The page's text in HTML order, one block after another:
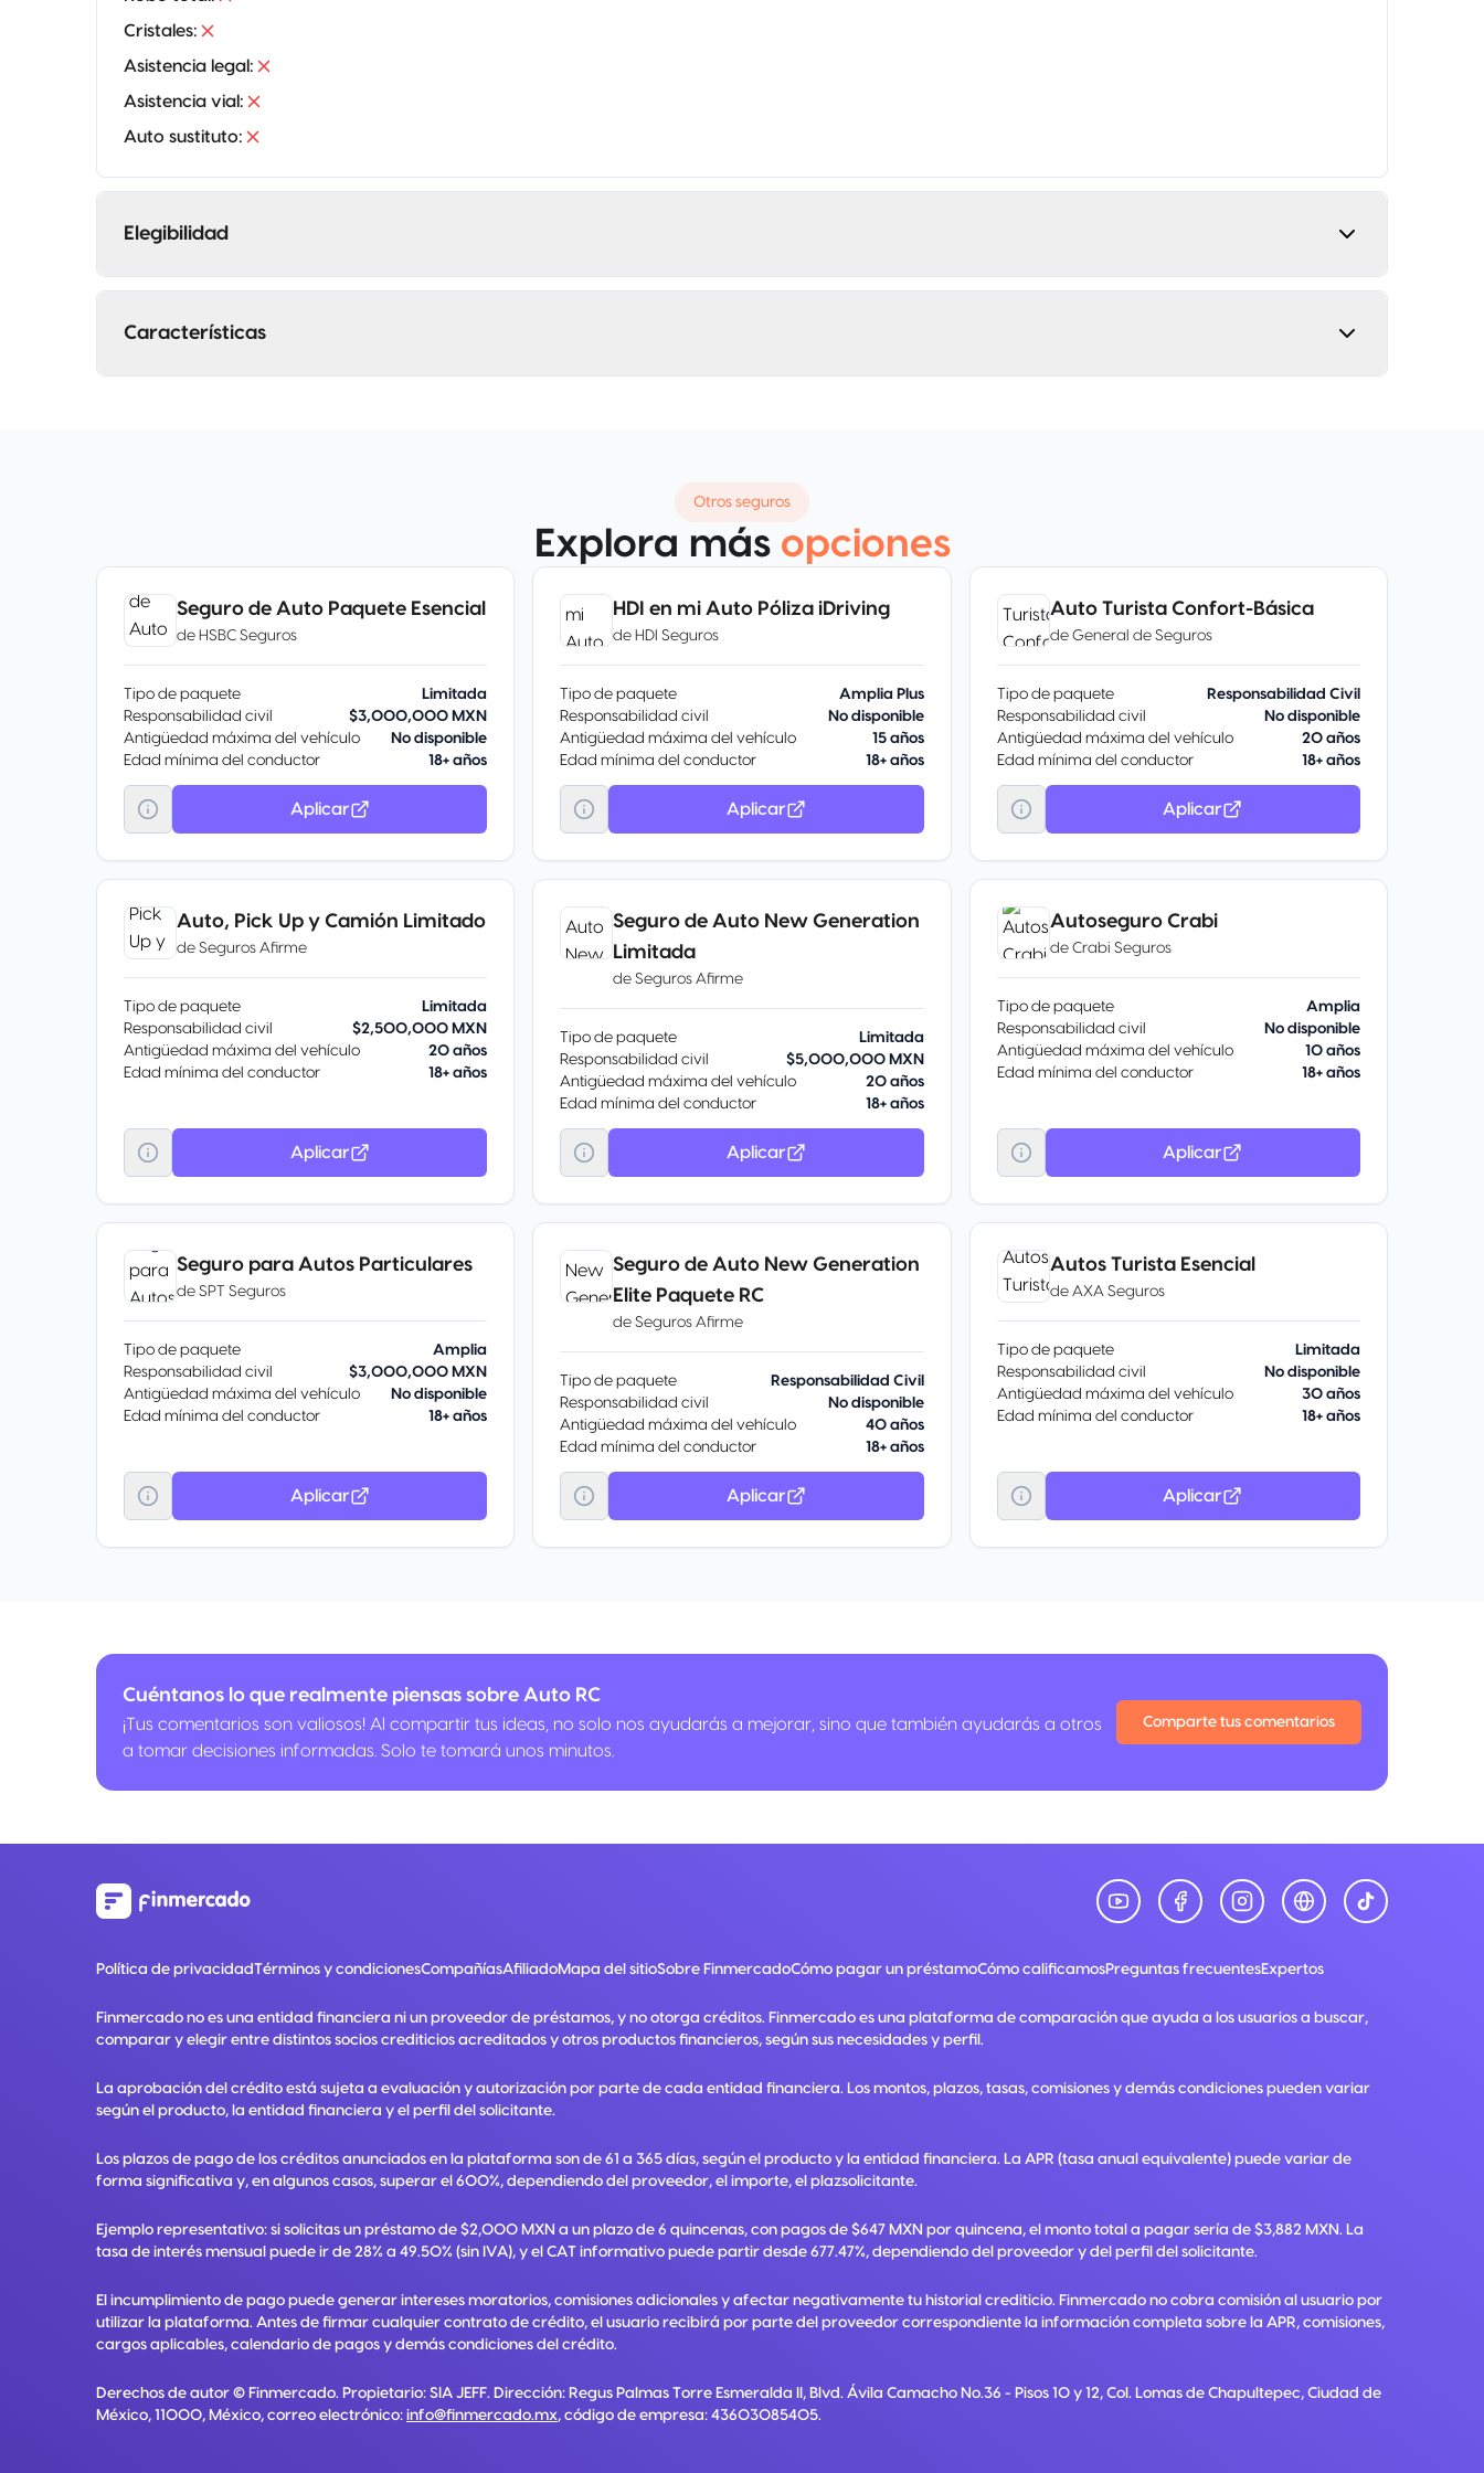
Cristales:
Asistencia legal :
Asistencia vial :
Auto sustituto:
Elegibilidad
Características
Otros seguros
Explora más opciones
Seguro de Auto Paquete Esencial
de HSBC Seguros
Tipo de paquete
Limitada
Responsabilidad civil
$3,000,000 MXN
Antigüedad máxima del vehículo
No disponible
Edad mínima del conductor
18+ años
Aplicar
HDI en mi Auto Póliza iDriving
de HDI Seguros
Tipo de paquete
Amplia Plus
Responsabilidad civil
No disponible
Antigüedad máxima del vehículo
15 años
Edad mínima del conductor
18+ años
Aplicar
Auto Turista Confort-Básica
de General de Seguros
Tipo de paquete
Responsabilidad Civil
Responsabilidad civil
No disponible
Antigüedad máxima del vehículo
20 años
Edad mínima del conductor
18+ años
Aplicar
Auto, Pick Up y Camión Limitado
de Seguros Afirme
Tipo de paquete
Limitada
Responsabilidad civil
$2,500,000 MXN
Antigüedad máxima del vehículo
20 años
Edad mínima del conductor
18+ años
Aplicar
Seguro de Auto New Generation
Limitada
de Seguros Afirme
Tipo de paquete
Limitada
Responsabilidad civil
$5,000,000 MXN
Antigüedad máxima del vehículo
20 años
Edad mínima del conductor
18+ años
Aplicar
Autoseguro Crabi
de Crabi Seguros
Tipo de paquete
Amplia
Responsabilidad civil
No disponible
Antigüedad máxima del vehículo
10 años
Edad mínima del conductor
18+ años
Aplicar
Seguro para Autos Particulares
de SPT Seguros
Tipo de paquete
Amplia
Responsabilidad civil
$3,000,000 MXN
Antigüedad máxima del vehículo
No disponible
Edad mínima del conductor
18+ años
Aplicar
Seguro de Auto New Generation
Elite Paquete RC
de Seguros Afirme
Tipo de paquete
Responsabilidad Civil
Responsabilidad civil
No disponible
Antigüedad máxima del vehículo
40 años
Edad mínima del conductor
18+ años
Aplicar
Autos Turista Esencial
de AXA Seguros
Tipo de paquete
Limitada
Responsabilidad civil
No disponible
Antigüedad máxima del vehículo
30 años
Edad mínima del conductor
18+ años
Aplicar
Cuéntanos lo que realmente piensas sobre Auto RC
¡Tus comentarios son valiosos! Al compartir tus ideas, no solo nos ayudarás a mejorar, sino que también ayudarás a otros
a tomar decisiones informadas. Solo te tomará unos minutos.
Comparte tus comentarios
Política de privacidadTérminos y condicionesCompañíasAfiliadoMapa del sitioSobre FinmercadoCómo pagar un préstamoCómo calificamosPreguntas frecuentesExpertos
Finmercado no es una entidad financiera ni un proveedor de préstamos, y no otorga créditos. Finmercado es una plataforma de comparación que ayuda a los usuarios a buscar,
comparar y elegir entre distintos socios crediticios acreditados y otros productos financieros, según sus necesidades y perfil.
La aprobación del crédito está sujeta a evaluación y autorización por parte de cada entidad financiera. Los montos, plazos, tasas, comisiones y demás condiciones pueden variar
según el producto, la entidad financiera y el perfil del solicitante.
Los plazos de pago de los créditos anunciados en la plataforma son de 61 a 365 días, según el producto y la entidad financiera. La APR (tasa anual equivalente) puede variar de
forma significativa y, en algunos casos, superar el 600%, dependiendo del proveedor, el importe, el plazsolicitante.
Ejemplo representativo: si solicitas un préstamo de $2,000 MXN a un plazo de 6 quincenas, con pagos de $647 MXN por quincena, el monto total a pagar sería de $3,882 MXN. La
tasa de interés mensual puede ir de 28% a 49.50% (sin IVA), y el CAT informativo puede partir desde 677.47%, dependiendo del proveedor y del perfil del solicitante.
El incumplimiento de pago puede generar intereses moratorios, comisiones adicionales y afectar negativamente tu historial crediticio. Finmercado no cobra comisión al usuario por
utilizar la plataforma. Antes de firmar cualquier contrato de crédito, el usuario recibirá por parte del proveedor correspondiente la información completa sobre la APR, comisiones,
cargos aplicables, calendario de pagos y demás condiciones del crédito.
Derechos de autor © Finmercado. Propietario: SIA JEFF. Dirección: Regus Palmas Torre Esmeralda II, Blvd. Ávila Camacho No.36 - Pisos 10 y 12, Col. Lomas de Chapultepec, Ciudad de
México, 11000, México, correo electrónico: info@finmercado.mx, código de empresa: 43603085405.